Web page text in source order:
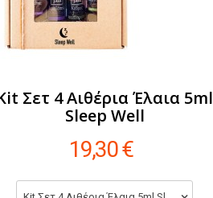
Σετ 4 Αιθέρια Έλαια 5ml
Sleep Well
19,30 €